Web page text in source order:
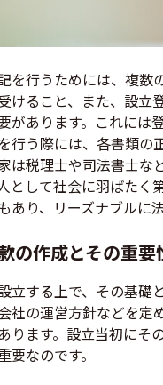
を行うためには、複数
けること、また、設立
があります。これには
行う際には、各書類の
は税理士や司法書士な
として社会に羽ばたく
あり、リーズナブルに
の作成とその重要
立する上で、その基礎
社の運営方針などを定
ります。設立当初にそ
要なのです。